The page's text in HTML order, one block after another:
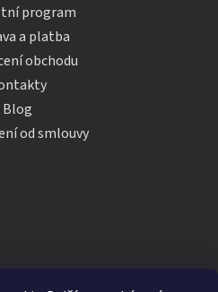
program
a platba
obchodu
Blog
od smlouvy